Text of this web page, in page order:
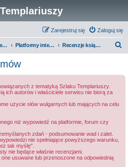
Zaloguj się
Zarejestruj się
Platformy interaktywne Szlaku Templariuszy Platformy interaktywne - Inne Recenzje książek i filmów
z tematyką Szlaku Templariuszy.
ich autorów i właściciele serwisu nie biorą za
użycie słów wulgarnych lub mających na celu
niż wypowiedź na platformie, forum czy
zdań - podsumowanie wad i zalet.
nie spełniające powyższego warunku,
tak myślę".
nie będące właśnie recenzjami.
usuwane lub przenoszone na odpowiednią